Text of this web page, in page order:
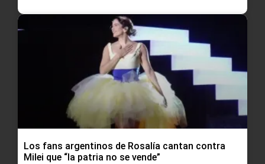
Los fans argentinos de Rosalía cantan contra
Milei que “la patria no se vende”